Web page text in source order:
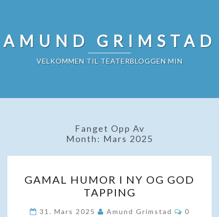
content
AMUND GRIMSTAD
VELKOMMEN TIL TEATERBLOGGEN MIN
Fanget Opp Av
Month: Mars 2025
HUMOR
I
NY
GAMAL HUMOR I NY OG GOD
TAPPING
31. Mars 2025 Amund Grimstad
0